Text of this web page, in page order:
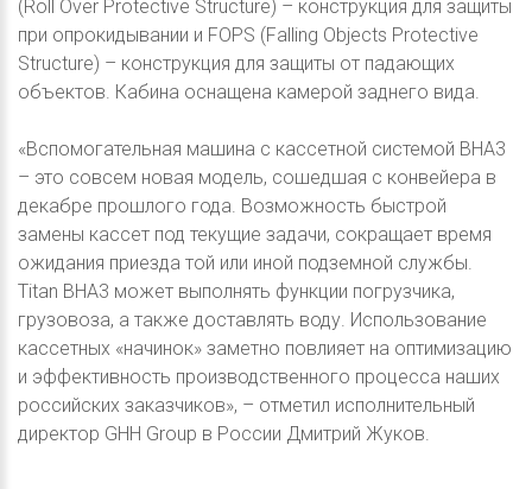
(Roll Over Protective Structure) – конструкция для защиты
при опрокидывании и FOPS (Falling Objects Protective
Structure) – конструкция для защиты от падающих
объектов. Кабина оснащена камерой заднего вида.
«Вспомогательная машина с кассетной системой BHA3
– это совсем новая модель, сошедшая с конвейера в
декабре прошлого года. Возможность быстрой
замены кассет под текущие задачи, сокращает время
ожидания приезда той или иной подземной службы.
Titan BHA3 может выполнять функции погрузчика,
грузовоза, а также доставлять воду. Использование
кассетных «начинок» заметно повлияет на оптимизацию
и эффективность производственного процесса наших
российских заказчиков», – отметил исполнительный
директор GHH Group в России Дмитрий Жуков.